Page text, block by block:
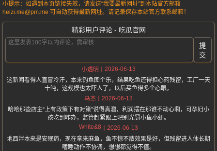
小提示：如遇到本页链接失效，请发送“我要最新网址”到本站官方邮箱
heizi.me@pm.me 可自动获得最新网址。请记录保存本站官方联系邮箱！
精彩用户评论 - 吃瓜官网
提
交
小透明
2026-06-13
这新闻看得人直冒冷汗，本来钓鱼图个乐，结果吃鱼还得担心药残留，工厂一天
十吨，这规模也太吓人了，以后买鱼得多个心眼。
马杰
2026-06-13
哈哈那些店主“上有政策下有对策”说得真溜，利润摆在那谁不动心啊，可孕妇小
孩吃到咋办，监管赶紧跟上吧别光罚小鱼小虾。
White&8
2026-06-13
地西泮本来是安眠药，现在拿来麻鱼，鱼不惊不散效果是好，但残留进人体长期
嗜睡动作不协调，想想都觉得不值。